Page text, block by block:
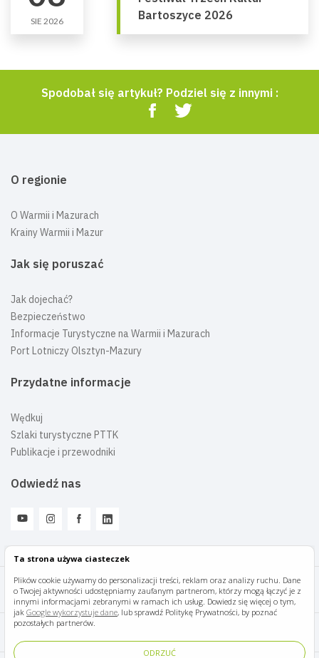
Ta strona używa ciasteczek
Plików cookie używamy do personalizacji treści, reklam oraz analizy ruchu. Dane
o Twojej aktywności udostępniamy zaufanym partnerom, którzy mogą łączyć je z
innymi informacjami zebranymi w ramach ich usług. Dowiedz się więcej o tym,
jak Google wykorzystuje dane, lub sprawdź Politykę Prywatności, by poznać
pozostałych partnerów.
ODRZUĆ
SIE 2026
Bartoszyce 2026
Spodobał się artykuł? Podziel się z innymi :
O regionie
O Warmii i Mazurach
Krainy Warmii i Mazur
Jak się poruszać
Jak dojechać?
Bezpieczeństwo
Informacje Turystyczne na Warmii i Mazurach
Port Lotniczy Olsztyn-Mazury
Przydatne informacje
Wędkuj
Szlaki turystyczne PTTK
Publikacje i przewodniki
Odwiedź nas
Mazury Travel © 2026
Polityka prywatności